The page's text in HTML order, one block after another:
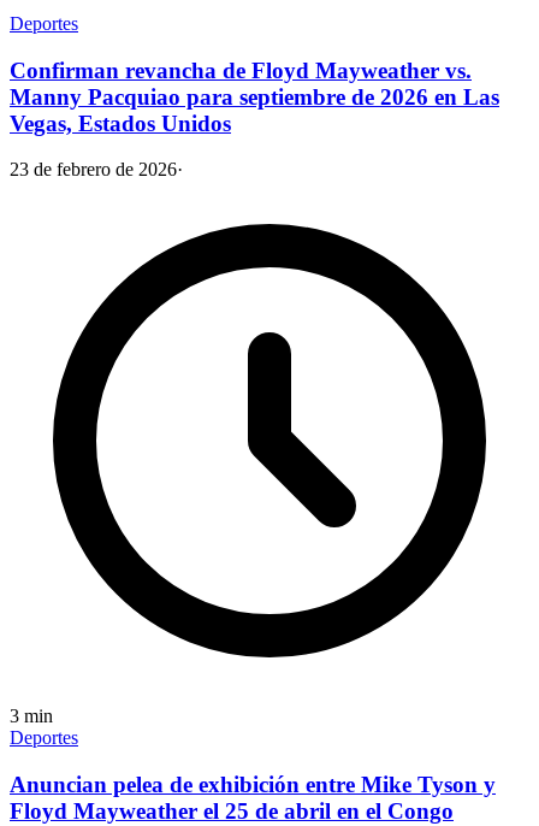
Deportes
Confirman revancha de Floyd Mayweather vs.
Manny Pacquiao para septiembre de 2026 en Las
Vegas, Estados Unidos
23 de febrero de 2026·
3 min
Deportes
Anuncian pelea de exhibición entre Mike Tyson y
Floyd Mayweather el 25 de abril en el Congo